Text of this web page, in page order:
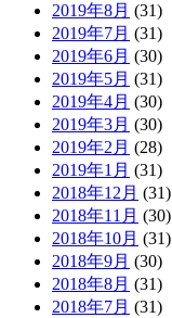
2019年8月 (31)
2019年7月 (31)
2019年6月 (30)
2019年5月 (31)
2019年4月 (30)
2019年3月 (30)
2019年2月 (28)
2019年1月 (31)
2018年12月 (31)
2018年11月 (30)
2018年10月 (31)
2018年9月 (30)
2018年8月 (31)
2018年7月 (31)